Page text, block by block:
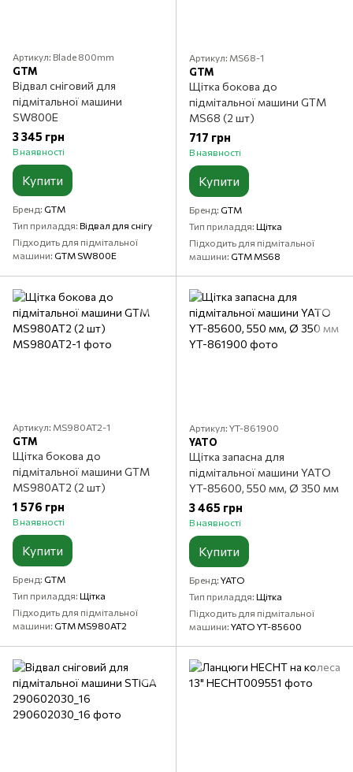
Артикул: Blade 800mm
GTM
Відвал сніговий для
підмітальної машини
SW800E
3 345 грн
В наявності
Купити
Бренд GTM
Тип приладдя Відвал для снігу
Підходить для підмітальної
машини GTM SW800E
Артикул: MS68-1
GTM
Щітка бокова до
підмітальної машини GTM
MS68 (2 шт)
717 грн
В наявності
Купити
Бренд GTM
Тип приладдя Щітка
Підходить для підмітальної
машини GTM MS68
Артикул: MS980AT2-1
GTM
Щітка бокова до
підмітальної машини GTM
MS980AT2 (2 шт)
1 576 грн
В наявності
Купити
Бренд GTM
Тип приладдя Щітка
Підходить для підмітальної
машини GTM MS980AT2
Артикул: YT-861900
YATO
Щітка запасна для
підмітальної машини YATO
YT-85600, 550 мм, Ø 350 мм
3 465 грн
В наявності
Купити
Бренд YATO
Тип приладдя Щітка
Підходить для підмітальної
машини YATO YT-85600